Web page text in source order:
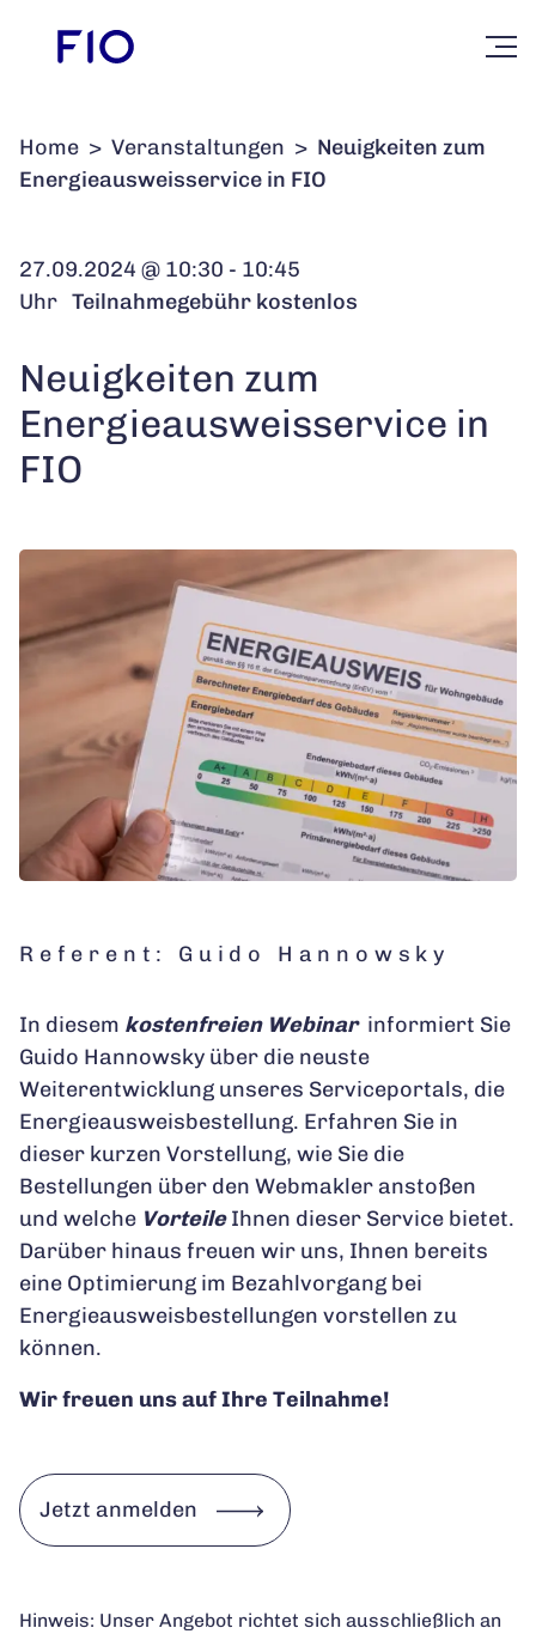
Home > Veranstaltungen > Neuigkeiten zum
Energieausweisservice in FIO
27.09.2024 @ 10:30 - 10:45
Uhr Teilnahmegebühr kostenlos
Neuigkeiten zum
Energieausweisservice in
FIO
Referent: Guido Hannowsky
In diesem kostenfreien Webinarinformiert Sie
Guido Hannowsky über die neuste
Weiterentwicklung unseres Serviceportals, die
Energieausweisbestellung. Erfahren Sie in
dieser kurzen Vorstellung, wie Sie die
Bestellungen über den Webmakler anstoßen
und welche VorteileIhnen dieser Service bietet.
Darüber hinaus freuen wir uns, Ihnen bereits
eine Optimierung im Bezahlvorgang bei
Energieausweisbestellungen vorstellen zu
können.
Wir freuen uns auf Ihre Teilnahme!
Jetzt anmelden
Hinweis: Unser Angebot richtet sich ausschließlich an